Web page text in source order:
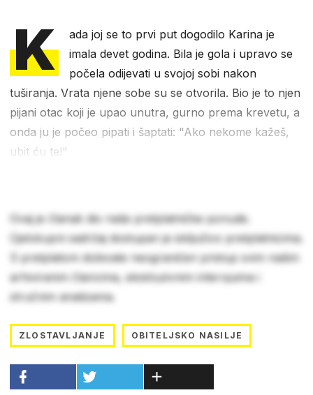
K
ada joj se to prvi put dogodilo Karina je
imala devet godina. Bila je gola i upravo se
počela odijevati u svojoj sobi nakon
tuširanja. Vrata njene sobe su se otvorila. Bio je to njen
pijani otac koji je upao unutra, gurno prema krevetu, a
onda ju je počeo pipati i šaptati: "Ako nekome kažeš,
ubit ću te!"
Ovaj je članak dio naše pretplatničke ponude.
Cjelokupni sadržaj dostupan je isključivo pretplatnicima.
S pretplatom dobivate neograničen pristup svim našim
arhiviranim člancima, ekskluzivnim intervjuima i
stručnim analizama.
ZLOSTAVLJANJE OBITELJSKO NASILJE